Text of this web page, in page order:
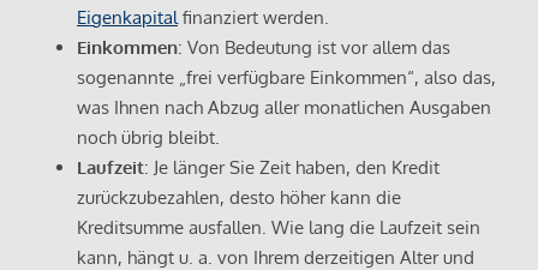
Eigenkapital finanziert werden.
Einkommen: Von Bedeutung ist vor allem das
sogenannte „frei verfügbare Einkommen“, also das,
was Ihnen nach Abzug aller monatlichen Ausgaben
noch übrig bleibt.
Laufzeit: Je länger Sie Zeit haben, den Kredit
zurückzubezahlen, desto höher kann die
Kreditsumme ausfallen. Wie lang die Laufzeit sein
kann, hängt u. a. von Ihrem derzeitigen Alter und